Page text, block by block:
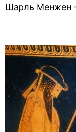
Шарль Менжен